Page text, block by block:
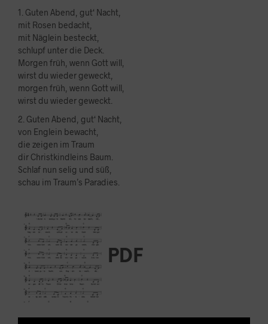
1. Guten Abend, gut‘ Nacht,
mit Rosen bedacht,
mit Näglein besteckt,
schlupf unter die Deck.
Morgen früh, wenn Gott will,
wirst du wieder geweckt,
morgen früh, wenn Gott will,
wirst du wieder geweckt.
2. Guten Abend, gut‘ Nacht,
von Englein bewacht,
die zeigen im Traum
dir Christkindleins Baum.
Schlaf nun selig und süß,
schau im Traum’s Paradies.
PDF